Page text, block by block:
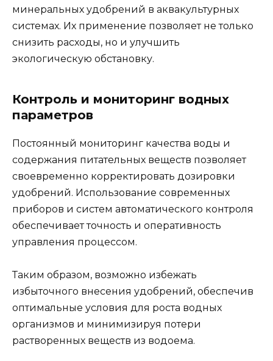
минеральных удобрений в аквакультурных
системах. Их применение позволяет не только
снизить расходы, но и улучшить
экологическую обстановку.
Контроль и мониторинг водных
параметров
Постоянный мониторинг качества воды и
содержания питательных веществ позволяет
своевременно корректировать дозировки
удобрений. Использование современных
приборов и систем автоматического контроля
обеспечивает точность и оперативность
управления процессом.
Таким образом, возможно избежать
избыточного внесения удобрений, обеспечив
оптимальные условия для роста водных
организмов и минимизируя потери
растворенных веществ из водоема.